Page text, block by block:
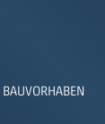
BAUVORHABEN